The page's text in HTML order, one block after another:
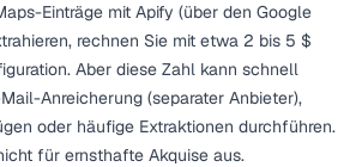
Einträge mit Apify (über den Google
rechnen Sie mit etwa 2 bis 5 $
Aber diese Zahl kann schnell
Anreicherung (separater Anbieter),
oder häufige Extraktionen durchführen.
für ernsthafte Akquise aus.